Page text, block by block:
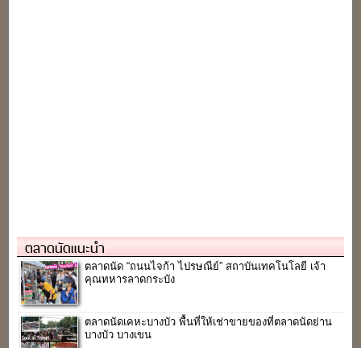
ตลาดนัดแนะนำ
ตลาดนัด “ถนนไจก้า ไปรษณีย์” สถาบันเทคโนโลยี เจ้า
คุณทหารลาดกระบัง
ตลาดนัดเคหะบางบัว พื้นที่ให้เช่าขายของที่ตลาดนัดย่าน
บางบัว บางเขน